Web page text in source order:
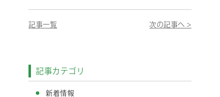
記事一覧 次の記事へ >
記事カテゴリ
新着情報